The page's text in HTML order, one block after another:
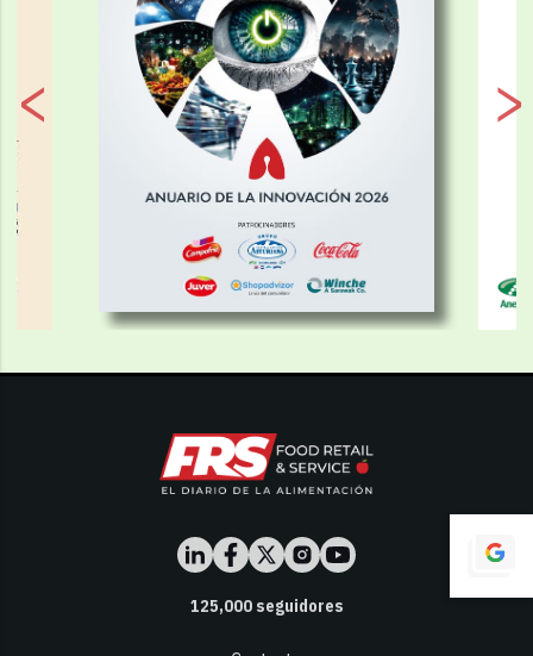
125,000seguidores